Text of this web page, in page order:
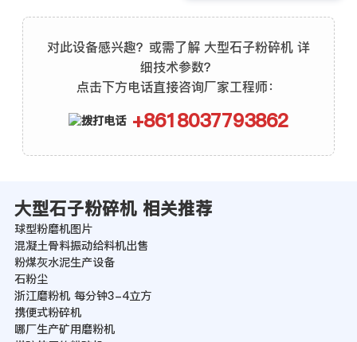
对此设备感兴趣？或需了解 大型石子粉碎机 详
细技术参数？
点击下方电话直接咨询厂家工程师：
+8618037793862
大型石子粉碎机 相关推荐
球型粉磨机图片
混凝土骨料振动给料机出售
粉煤灰水泥生产设备
石粉尘
浙江磨粉机 每分钟3-4立方
携便式粉碎机
哪厂生产矿用磨粉机